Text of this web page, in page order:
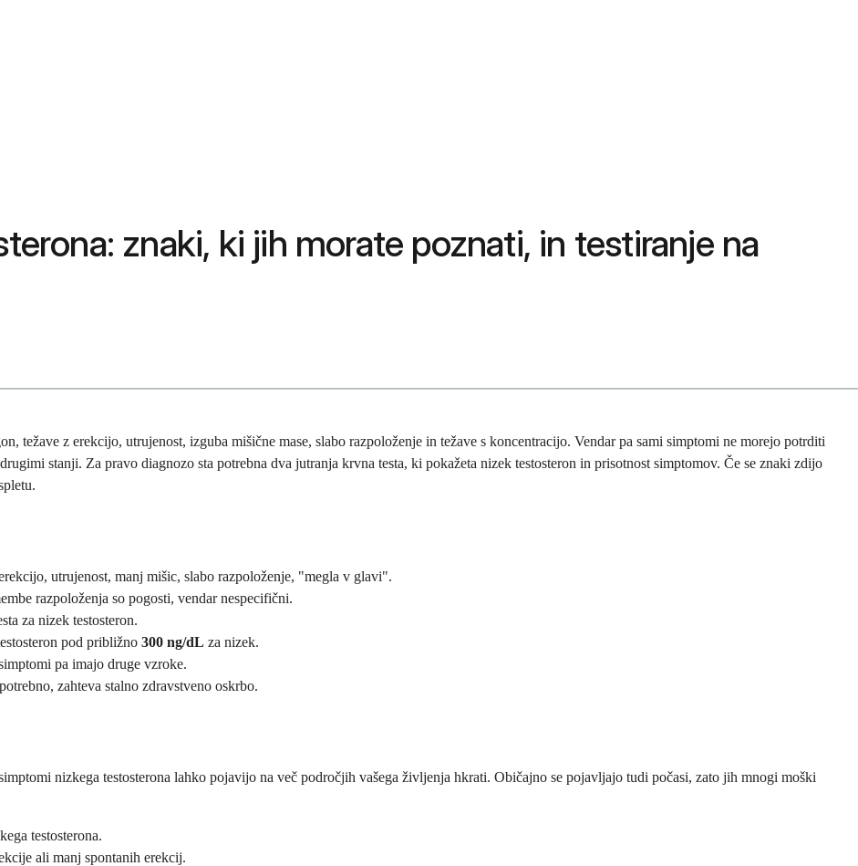
znaki, ki jih morate poznati, in testiranje na
težave z erekcijo, utrujenost, izguba mišične mase, slabo razpoloženje in težave s koncentracijo. Vendar pa sami simptomi ne morejo potrditi
stanji. Za pravo diagnozo sta potrebna dva jutranja krvna testa, ki pokažeta nizek testosteron in prisotnost simptomov. Če se znaki zdijo
utrujenost, manj mišic, slabo razpoloženje, "megla v glavi".
razpoloženja so pogosti, vendar nespecifični.
za nizek testosteron.
pod približno 300 ng/dL za nizek.
pa imajo druge vzroke.
zahteva stalno zdravstveno oskrbo.
nizkega testosterona lahko pojavijo na več področjih vašega življenja hkrati. Običajno se pojavljajo tudi počasi, zato jih mnogi moški
testosterona.
ali manj spontanih erekcij.